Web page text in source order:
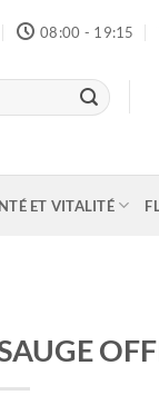
08:00 - 19:15
ET VITALITÉ